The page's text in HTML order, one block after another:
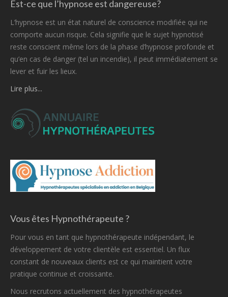
Est-ce que l’hypnose est dangereuse?
L’hypnose est un état naturel de conscience modifiée qui ne
comporte aucun risque. Cela signifie que le sujet hypnotisé
reste conscient même lors de la phase d’hypnose profonde et
qu’en cas de danger (tel un incendie), il peut immédiatement se
lever et fuir les lieux.
Lire plus...
Vous êtes Hypnothérapeute ?
Pour vous en tant que hypnothérapeute indépendant, le
développement de votre clientèle est essentiel. Un flux
constant de nouveaux clients est ce qui maintient votre
pratique continue et croissante.
Nous recrutons actuellement des hypnothérapeutes